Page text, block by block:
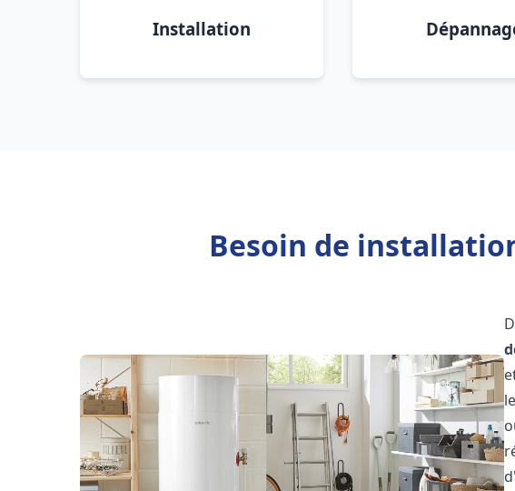
Installation
Besoin de